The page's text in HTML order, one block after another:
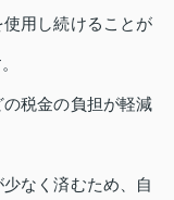
用し続けることが
税金の負担が軽減
なく済むため、自